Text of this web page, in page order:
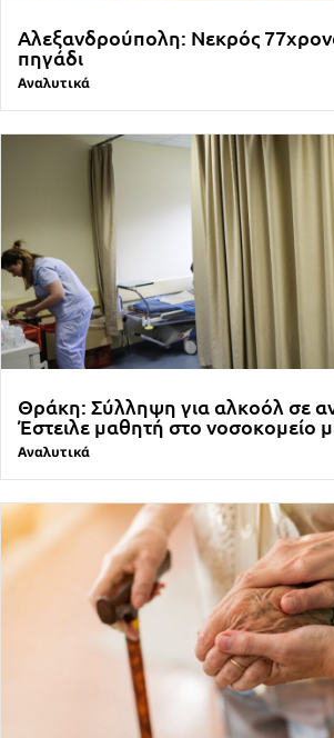
Αλεξανδρούπολη: Νεκρός
πηγάδι
Αναλυτικά
Θράκη: Σύλληψη για αλκοόλ σε
Έστειλε μαθητή στο νοσοκομείο
Αναλυτικά